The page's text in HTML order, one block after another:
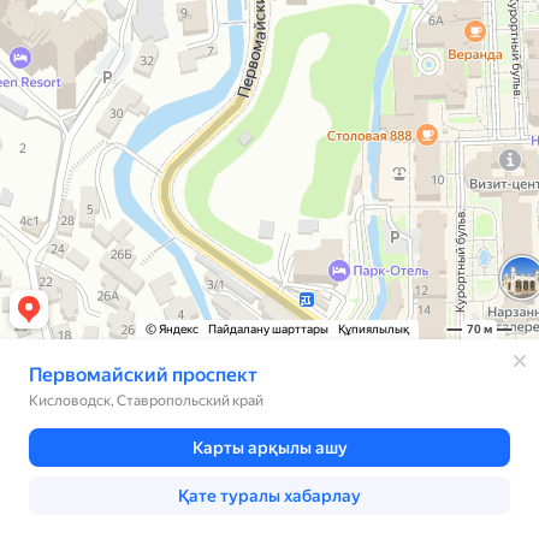
© Яндекс Пайдалану шарттары Құпиялылық 70 м
Первомайский проспект
Кисловодск, Ставропольский край
Карты арқылы ашу
Қате туралы хабарлау